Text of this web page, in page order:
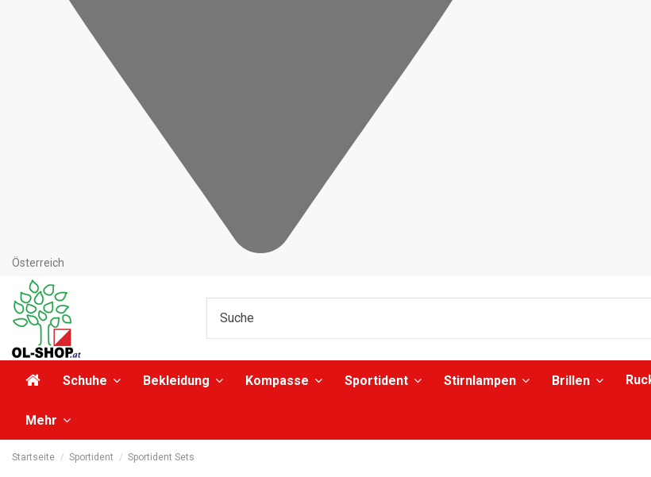
Österreich
Schuhe Bekleidung Kompasse Sportident Stirnlampen Brillen
Mehr
Startseite Sportident Sportident Sets